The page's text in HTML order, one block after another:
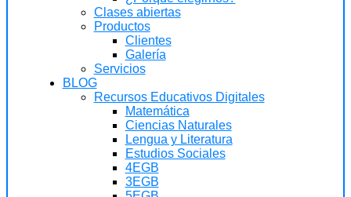
Clases abiertas
Productos
Clientes
Galería
Servicios
BLOG
Recursos Educativos Digitales
Matemática
Ciencias Naturales
Lengua y Literatura
Estudios Sociales
4EGB
3EGB